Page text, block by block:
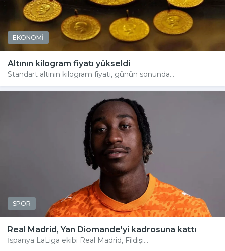
EKONOMİ
Altının kilogram fiyatı yükseldi
Standart altının kilogram fiyatı, günün sonunda...
SPOR
Real Madrid, Yan Diomande'yi kadrosuna kattı
İspanya LaLiga ekibi Real Madrid, Fildişi...